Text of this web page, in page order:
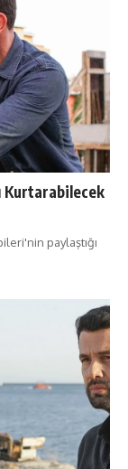
Kurtarabilecek
paylaştığı